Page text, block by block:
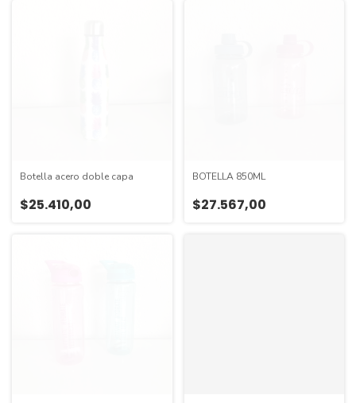
Botella acero doble capa
$25.410,00
BOTELLA 850ML
$27.567,00